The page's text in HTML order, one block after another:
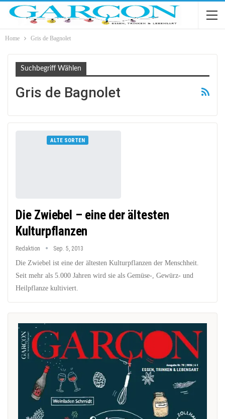
Home Gris de Bagnolet
Suchbegriff Wählen
Gris de Bagnolet
ALTE SORTEN
Die Zwiebel – eine der ältesten
Kulturpflanzen
Redaktion Sep. 5, 2013
Die Zwiebel ist eine der ältesten Kulturpflanzen der Menschheit.
Seit mehr als 5.000 Jahren wird sie als Gemüse-, Gewürz- und
Heilpflanze kultiviert.